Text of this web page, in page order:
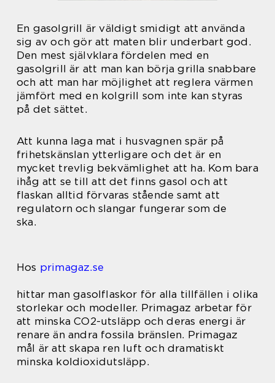
En gasolgrill är väldigt smidigt att använda
sig av och gör att maten blir underbart god.
Den mest självklara fördelen med en
gasolgrill är att man kan börja grilla snabbare
och att man har möjlighet att reglera värmen
jämfört med en kolgrill som inte kan styras
på det sättet.
Att kunna laga mat i husvagnen spär på
frihetskänslan ytterligare och det är en
mycket trevlig bekvämlighet att ha. Kom bara
ihåg att se till att det finns gasol och att
flaskan alltid förvaras stående samt att
regulatorn och slangar fungerar som de
ska.
Hos primagaz.se
hittar man gasolflaskor för alla tillfällen i olika
storlekar och modeller. Primagaz arbetar för
att minska CO2-utsläpp och deras energi är
renare än andra fossila bränslen. Primagaz
mål är att skapa ren luft och dramatiskt
minska koldioxidutsläpp.